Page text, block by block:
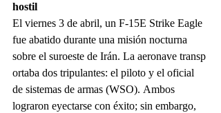
hostil
El viernes 3 de abril, un F-15E Strike Eagle
fue abatido durante una misión nocturna
sobre el suroeste de Irán. La aeronave transp
ortaba dos tripulantes: el piloto y el oficial
de sistemas de armas (WSO). Ambos
lograron eyectarse con éxito; sin embargo,